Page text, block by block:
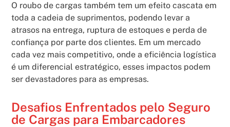
O roubo de cargas também tem um efeito cascata em
toda a cadeia de suprimentos, podendo levar a
atrasos na entrega, ruptura de estoques e perda de
confiança por parte dos clientes. Em um mercado
cada vez mais competitivo, onde a eficiência logística
é um diferencial estratégico, esses impactos podem
ser devastadores para as empresas.
Desafios Enfrentados pelo Seguro
de Cargas para Embarcadores